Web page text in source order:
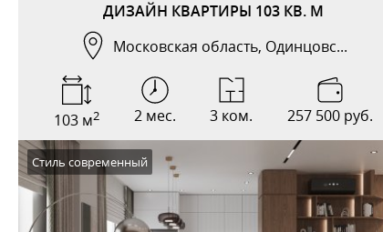
ДИЗАЙН КВАРТИРЫ 103 КВ. М
Московская область, Одинцовс...
103 м2 2 мес. 3 ком. 257 500 руб.
Стиль современный